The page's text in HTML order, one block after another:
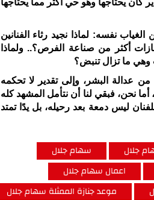
يحتاجها وهو حي أكثر مما يحتاجها
نفسه: لماذا نجيد رثاء الفنانين
أكثر من صناعة الفرص؟..ولماذا
وهي ما تزال تنبض؟
عدالة البشر، وإلى تقدير لا تحكمه
نحن، فبقي لنا أن نتأمل المشهد كله
ليس دمعة بعد رحيله، بل يدًا تمتد
سهام جلال جلال
اعمال سهام جلال
موعد جنازة الممثلة سهام جلال